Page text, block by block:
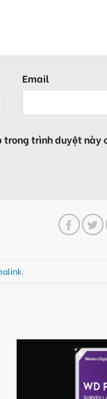
Email
trình duyệt này
.